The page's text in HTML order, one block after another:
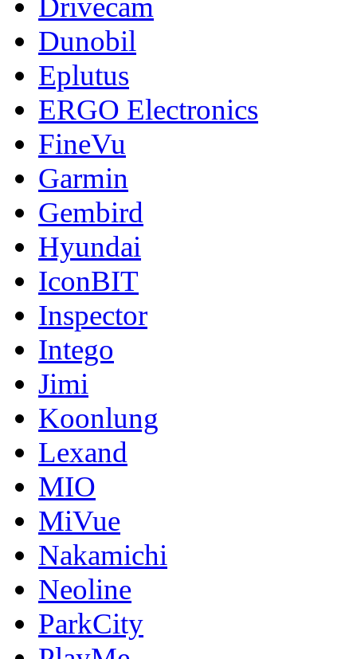
Drivecam
Dunobil
Eplutus
ERGO Electronics
FineVu
Garmin
Gembird
Hyundai
IconBIT
Inspector
Intego
Jimi
Koonlung
Lexand
MIO
MiVue
Nakamichi
Neoline
ParkCity